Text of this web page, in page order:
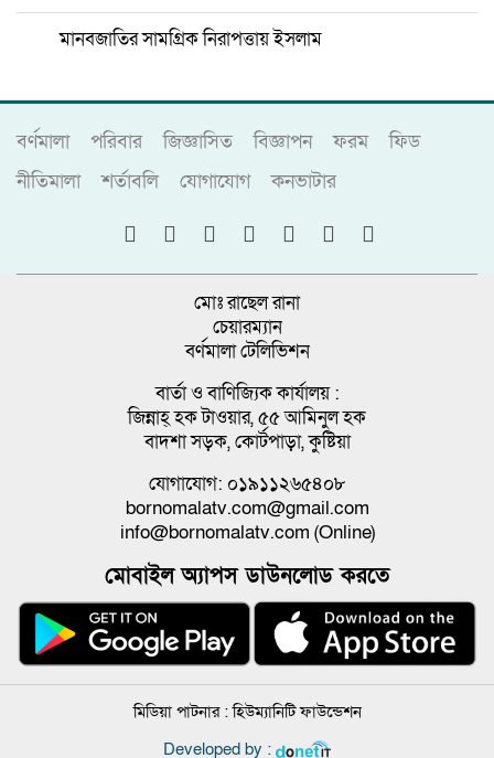
মানবজাতির সামগ্রিক নিরাপত্তায় ইসলাম
বর্ণমালা পরিবার জিজ্ঞাসিত বিজ্ঞাপন ফরম
ফিড
নীতিমালা
শর্তাবলি যোগাযোগ কনভাটার
মোঃ রাছেল রানা
চেয়ারম্যান
বর্ণমালা টেলিভিশন
বার্তা ও বাণিজ্যিক কার্যালয় :
জিন্নাহ্ হক টাওয়ার, ৫৫ আমিনুল হক
বাদশা সড়ক, কোর্টপাড়া, কুষ্টিয়া
যোগাযোগ: ০১৯১১২৬৫৪০৮
bornomalatv.com@gmail.com
info@bornomalatv.com (Online)
মোবাইল অ্যাপস ডাউনলোড করতে
মিডিয়া পাটনার :হিউম্যানিটি ফাউন্ডেশন
Developed by :